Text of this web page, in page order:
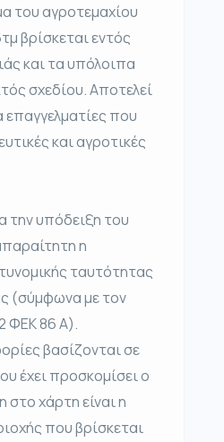
του αγροτεμαχίου
βρίσκεται εντός
και τα υπόλοιπα
σχεδίου. Αποτελεί
επαγγελματίες που
και αγροτικές
την υπόδειξη του
η
ταυτότητας
(σύμφωνα με τον
ΦΕΚ 86 Α).
βασίζονται σε
έχει προσκομίσει ο
στο χάρτη είναι η
που βρίσκεται